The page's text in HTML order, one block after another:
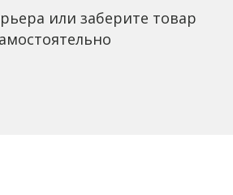
или заберите товар